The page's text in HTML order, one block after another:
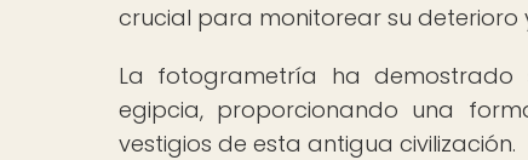
crucial para monitorear su
La fotogrametría ha
egipcia, proporcionando una
vestigios de esta antigua civilización.